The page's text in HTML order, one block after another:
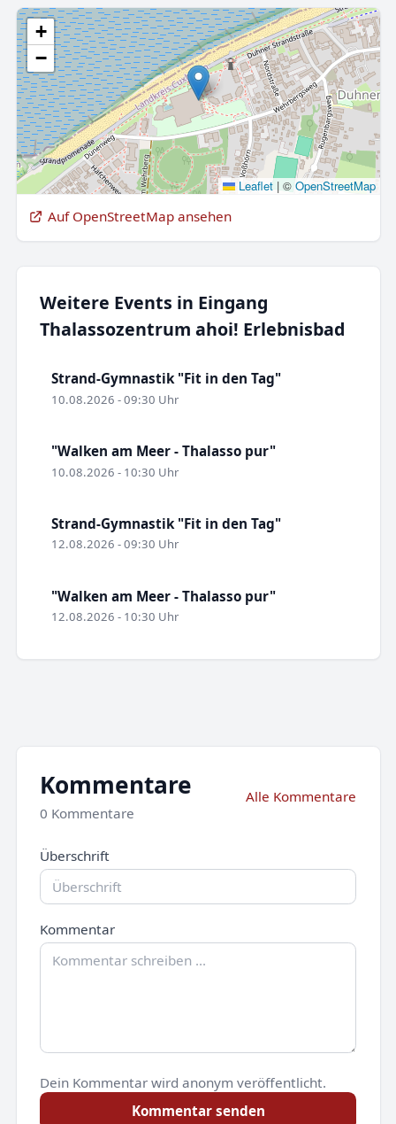
+
−
Leaflet |©OpenStreetMap
Auf OpenStreetMap ansehen
Weitere Events in Eingang
Thalassozentrum ahoi! Erlebnisbad
Strand-Gymnastik "Fit in den Tag"
10.08.2026 - 09:30 Uhr
"Walken am Meer - Thalasso pur"
10.08.2026 - 10:30 Uhr
Strand-Gymnastik "Fit in den Tag"
12.08.2026 - 09:30 Uhr
"Walken am Meer - Thalasso pur"
12.08.2026 - 10:30 Uhr
Kommentare
0 Kommentare
Alle Kommentare
Überschrift
Kommentar
Dein Kommentar wird anonym veröffentlicht.
Kommentar senden